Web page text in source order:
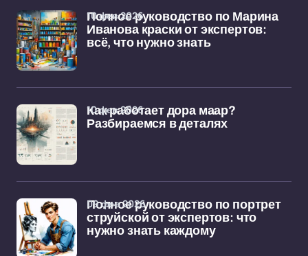
Полное руководство по Марина
Иванова краски от экспертов:
всё, что нужно знать
10 фев 2026
Как работает дора маар?
Разбираемся в деталях
10 фев 2026
Полное руководство по портрет
струйской от экспертов: что
нужно знать каждому
09 фев 2026